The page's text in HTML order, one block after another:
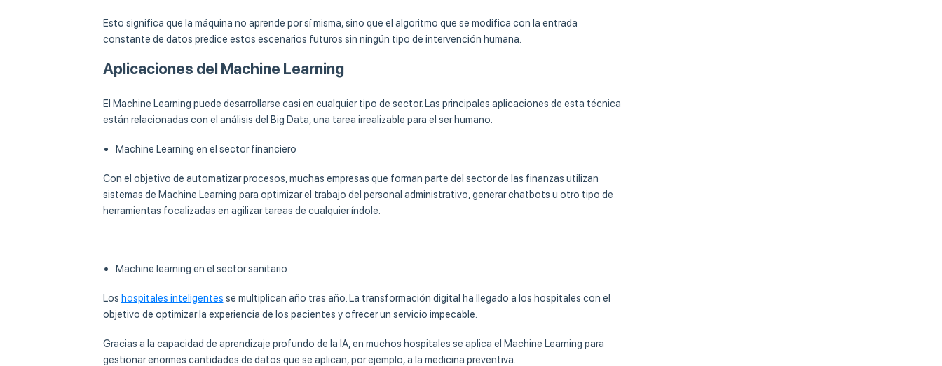
Esto significa que la máquina no aprende por sí misma, sino que el algoritmo que se modifica con la entrada
constante de datos predice estos escenarios futuros sin ningún tipo de intervención humana.
Aplicaciones del Machine Learning
El Machine Learning puede desarrollarse casi en cualquier tipo de sector. Las principales aplicaciones de esta técnica
están relacionadas con el análisis del Big Data, una tarea irrealizable para el ser humano.
Machine Learning en el sector financiero
Con el objetivo de automatizar procesos, muchas empresas que forman parte del sector de las finanzas utilizan
sistemas de Machine Learning para optimizar el trabajo del personal administrativo, generar chatbots u otro tipo de
herramientas focalizadas en agilizar tareas de cualquier índole.
Machine learning en el sector sanitario
Los hospitales inteligentes se multiplican año tras año. La transformación digital ha llegado a los hospitales con el
objetivo de optimizar la experiencia de los pacientes y ofrecer un servicio impecable.
Gracias a la capacidad de aprendizaje profundo de la IA, en muchos hospitales se aplica el Machine Learning para
gestionar enormes cantidades de datos que se aplican, por ejemplo, a la medicina preventiva.